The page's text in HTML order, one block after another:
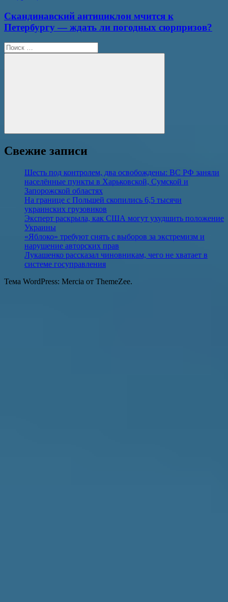
Скандинавский антициклон мчится к
Петербургу — ждать ли погодных сюрпризов?
Поиск
для:
Поиск
Свежие записи
Шесть под контролем, два освобождены: ВС РФ заняли
населённые пункты в Харьковской, Сумской и
Запорожской областях
На границе с Польшей скопились 6,5 тысячи
украинских грузовиков
Эксперт раскрыла, как США могут ухудшить положение
Украины
«Яблоко» требуют снять с выборов за экстремизм и
нарушение авторских прав
Лукашенко рассказал чиновникам, чего не хватает в
системе госуправления
Тема WordPress: Mercia от ThemeZee.